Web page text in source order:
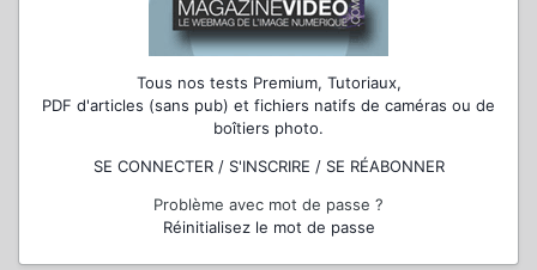
Tous nos tests Premium, Tutoriaux,
PDF d'articles (sans pub) et fichiers natifs de caméras ou de
boîtiers photo.
SE CONNECTER / S'INSCRIRE / SE RÉABONNER
Problème avec mot de passe ?
Réinitialisez le mot de passe